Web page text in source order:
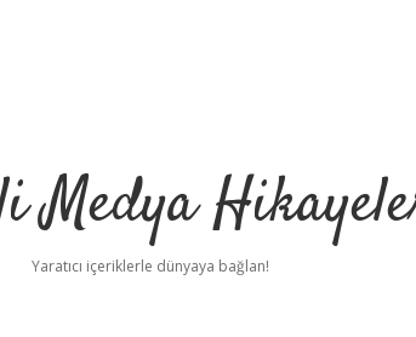
Medya
Yaratıcı içeriklerle dünyaya bağlan!